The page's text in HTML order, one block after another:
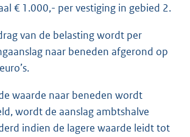
€ 1.000,- per vestiging in gebied 2.
van de belasting wordt per
naar beneden afgerond op
waarde naar beneden wordt
wordt de aanslag ambtshalve
indien de lagere waarde leidt tot